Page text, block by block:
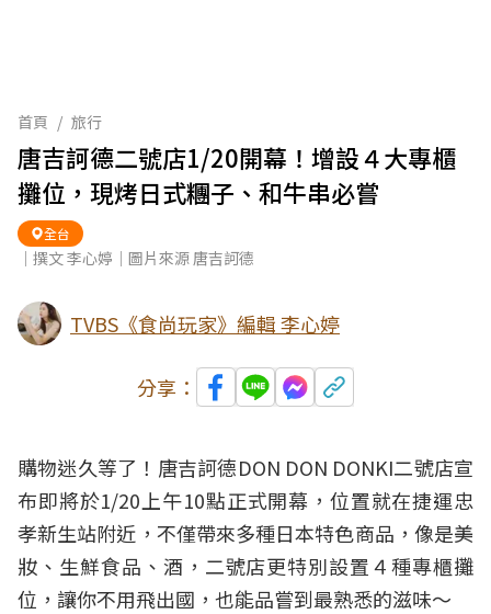
首頁 / 旅行
唐吉訶德二號店1/20開幕！增設４大專櫃
攤位，現烤日式糰子、和牛串必嘗
全台
｜撰文 李心婷｜圖片來源 唐吉訶德
TVBS《食尚玩家》編輯 李心婷
分享：
購物迷久等了！ 唐吉訶德DON DON DONKI二號店宣
布即將於1/20上午10點正式開幕，位置就在捷運忠
孝新生站附近，不僅帶來多種日本特色商品，像是美
妝、生鮮食品、 酒 ，二號店更特別設置４種專櫃攤
位，讓你不用飛出國，也能品嘗到最熟悉的滋味～